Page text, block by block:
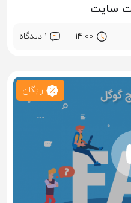
سایت
14:00 1 ديدگاه
رایگان